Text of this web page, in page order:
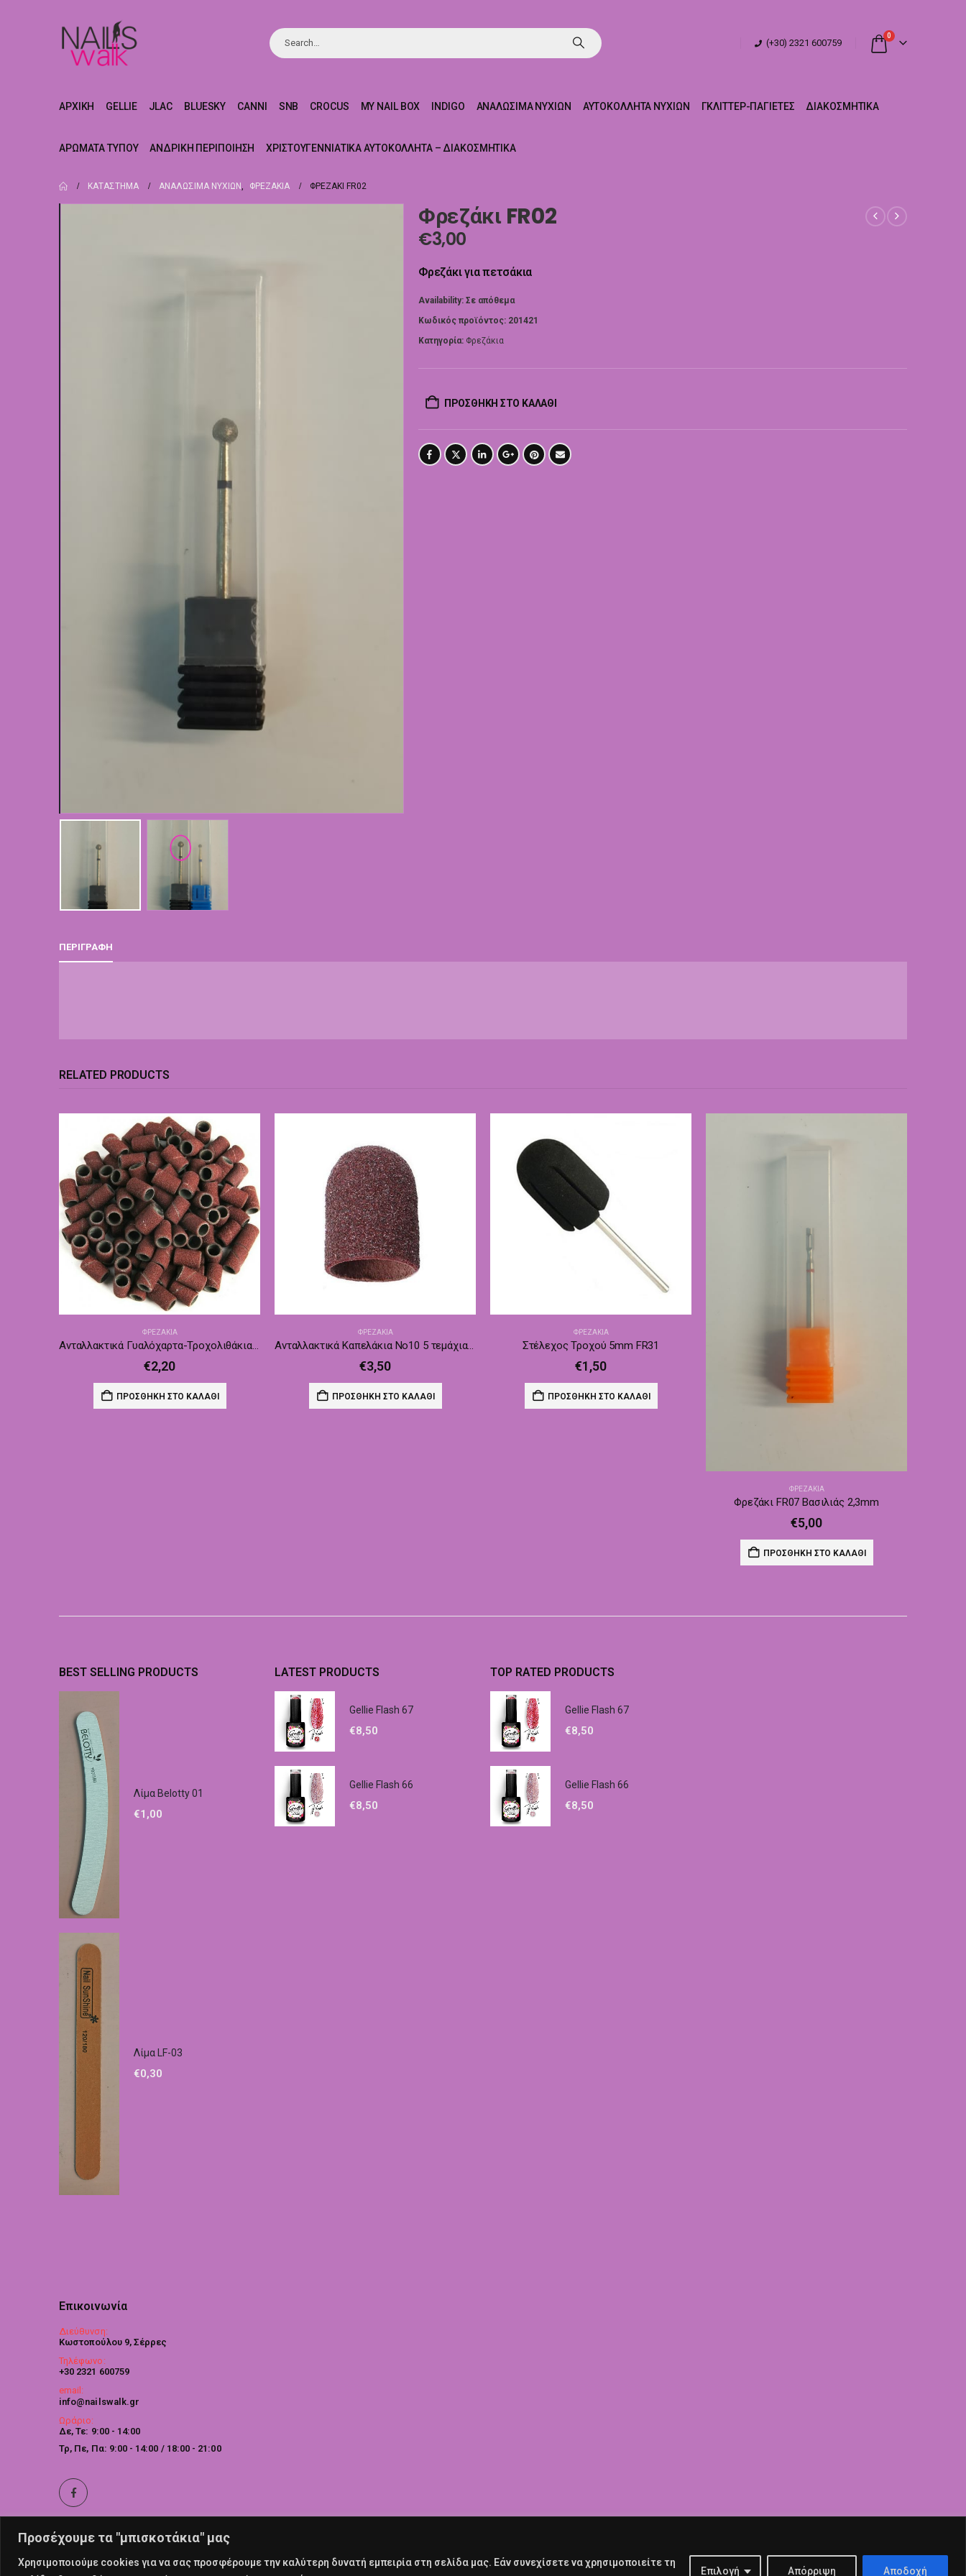
Προσέχουμε τα "μπισκοτάκια" μας
Χρησιμοποιούμε cookies για να σας προσφέρουμε την καλύτερη δυνατή εμπειρία στη σελίδα μας. Εάν συνεχίσετε να χρησιμοποιείτε τη
Επιλογή Απόρριψη Αποδοχή
(+30) 2321 600759
0
ΑΡΧΙΚΉ GELLIE JLAC BLUESKY CANNI SNB CROCUS MY NAIL BOX INDIGO ΑΝΑΛΏΣΙΜΑ ΝΥΧΙΏΝ ΑΥΤΟΚΌΛΛΗΤΑ ΝΥΧΙΏΝ ΓΚΛΊΤΤΕΡ-ΠΑΓΙΈΤΕΣ ΔΙΑΚΟΣΜΗΤΙΚΆ
ΑΡΏΜΑΤΑ ΤΎΠΟΥ ΑΝΔΡΙΚΉ ΠΕΡΙΠΟΊΗΣΗ ΧΡΙΣΤΟΥΓΕΝΝΙΆΤΙΚΑ ΑΥΤΟΚΌΛΛΗΤΑ – ΔΙΑΚΟΣΜΗΤΙΚΆ
ΚΑΤΆΣΤΗΜΑ ΑΝΑΛΏΣΙΜΑ ΝΥΧΙΏΝ , ΦΡΕΖΆΚΙΑ ΦΡΕΖΆΚΙ FR02
Φρεζάκι FR02
€3,00
Φρεζάκι για πετσάκια
Availability: Σε απόθεμα
Κωδικός προϊόντος: 201421
Κατηγορία: Φρεζάκια
ΠΡΟΣΘΉΚΗ ΣΤΟ ΚΑΛΆΘΙ
ΠΕΡΙΓΡΑΦΉ
RELATED PRODUCTS
ΦΡΕΖΆΚΙΑ
Ανταλλακτικά Γυαλόχαρτα-Τροχολιθάκια 45 τεμάχια FR14
€2,20
ΠΡΟΣΘΉΚΗ ΣΤΟ ΚΑΛΆΘΙ
ΦΡΕΖΆΚΙΑ
Ανταλλακτικά Καπελάκια No10 5 τεμάχια 120grid FR19
€3,50
ΠΡΟΣΘΉΚΗ ΣΤΟ ΚΑΛΆΘΙ
ΦΡΕΖΆΚΙΑ
Στέλεχος Τροχού 5mm FR31
€1,50
ΠΡΟΣΘΉΚΗ ΣΤΟ ΚΑΛΆΘΙ
ΦΡΕΖΆΚΙΑ
Φρεζάκι FR07 Βασιλιάς 2,3mm
€5,00
ΠΡΟΣΘΉΚΗ ΣΤΟ ΚΑΛΆΘΙ
BEST SELLING PRODUCTS
Λίμα Belotty 01
€1,00
Λίμα LF-03
€0,30
LATEST PRODUCTS
Gellie Flash 67
€8,50
Gellie Flash 66
€8,50
TOP RATED PRODUCTS
Gellie Flash 67
€8,50
Gellie Flash 66
€8,50
Επικοινωνία
Διεύθυνση:
Κωστοπούλου 9, Σέρρες
Τηλέφωνο:
+30 2321 600759
email:
info@nailswalk.gr
Ωράριο:
Δε, Τε: 9:00 - 14:00
Τρ, Πε, Πα: 9:00 - 14:00 / 18:00 - 21:00